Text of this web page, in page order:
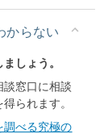
からない
しょう。
窓口に相談
られます。
べる究極の